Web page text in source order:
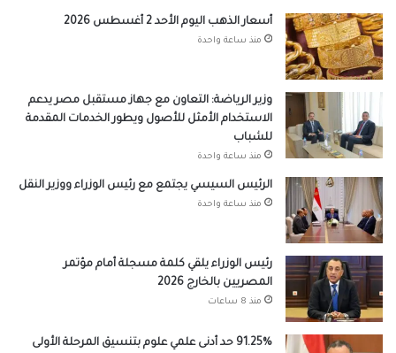
أسعار الذهب اليوم الأحد 2 أغسطس 2026
منذ ساعة واحدة
وزير الرياضة: التعاون مع جهاز مستقبل مصر يدعم
الاستخدام الأمثل للأصول ويطور الخدمات المقدمة
للشباب
منذ ساعة واحدة
الرئيس السيسي يجتمع مع رئيس الوزراء ووزير النقل
منذ ساعة واحدة
رئيس الوزراء يلقي كلمة مسجلة أمام مؤتمر
المصريين بالخارج 2026
منذ 8 ساعات
91.25% حد أدنى علمي علوم بتنسيق المرحلة الأولى